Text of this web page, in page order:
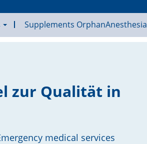
Supplements OrphanAnesthesia
zur Qualität in
medical services